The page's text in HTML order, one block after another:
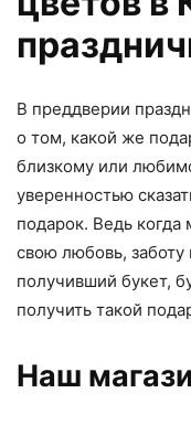
В преддверии
о том, какой же
близкому или
уверенностью
подарок. Ведь
свою любовь, заботу
получивший букет,
получить такой
Наш